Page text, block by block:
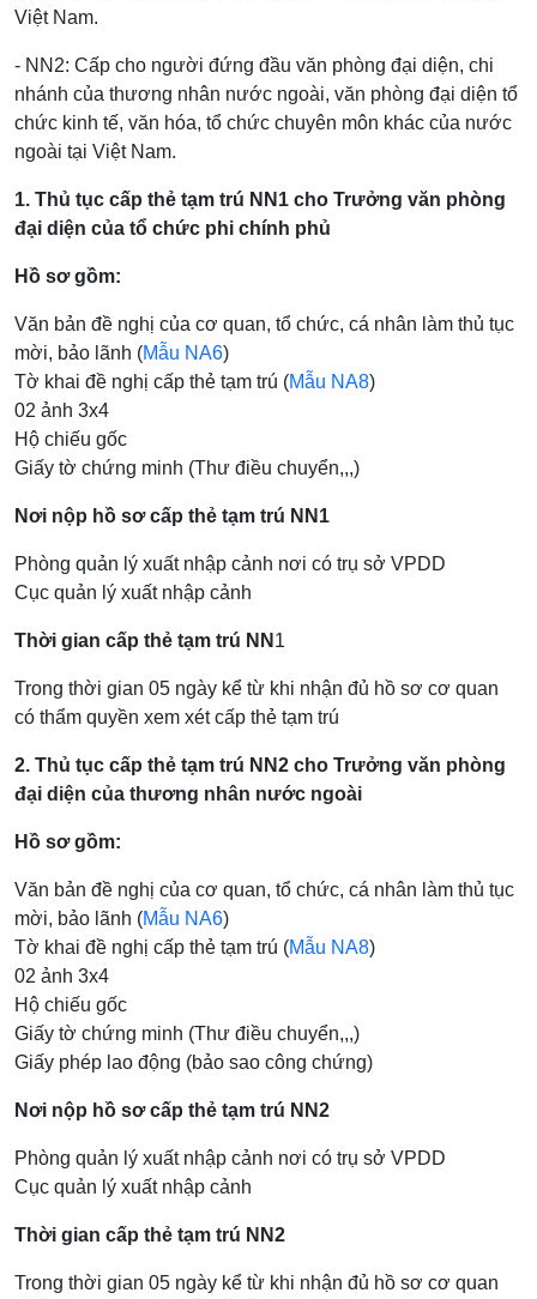
Việt Nam.
- NN2: Cấp cho người đứng đầu văn phòng đại diện, chi
nhánh của thương nhân nước ngoài, văn phòng đại diện tổ
chức kinh tế, văn hóa, tổ chức chuyên môn khác của nước
ngoài tại Việt Nam.
1. Thủ tục cấp thẻ tạm trú NN1 cho Trưởng văn phòng
đại diện của tổ chức phi chính phủ
Hồ sơ gồm:
Văn bản đề nghị của cơ quan, tổ chức, cá nhân làm thủ tục
mời, bảo lãnh (Mẫu NA6)
Tờ khai đề nghị cấp thẻ tạm trú (Mẫu NA8)
02 ảnh 3x4
Hộ chiếu gốc
Giấy tờ chứng minh (Thư điều chuyển,,,)
Nơi nộp hồ sơ cấp thẻ tạm trú NN1
Phòng quản lý xuất nhập cảnh nơi có trụ sở VPDD
Cục quản lý xuất nhập cảnh
Thời gian cấp thẻ tạm trú NN 1
Trong thời gian 05 ngày kể từ khi nhận đủ hồ sơ cơ quan
có thẩm quyền xem xét cấp thẻ tạm trú
2. Thủ tục cấp thẻ tạm trú NN2 cho Trưởng văn phòng
đại diện của thương nhân nước ngoài
Hồ sơ gồm:
Văn bản đề nghị của cơ quan, tổ chức, cá nhân làm thủ tục
mời, bảo lãnh (Mẫu NA6)
Tờ khai đề nghị cấp thẻ tạm trú (Mẫu NA8)
02 ảnh 3x4
Hộ chiếu gốc
Giấy tờ chứng minh (Thư điều chuyển,,,)
Giấy phép lao động (bảo sao công chứng)
Nơi nộp hồ sơ cấp thẻ tạm trú NN2
Phòng quản lý xuất nhập cảnh nơi có trụ sở VPDD
Cục quản lý xuất nhập cảnh
Thời gian cấp thẻ tạm trú NN2
Trong thời gian 05 ngày kể từ khi nhận đủ hồ sơ cơ quan